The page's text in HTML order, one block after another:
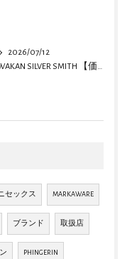
2026/07/12
WAKAN SILVER SMITH 【価格改定のお知らせ】
セックス MARKAWARE
ブランド 取扱店
PHINGERIN